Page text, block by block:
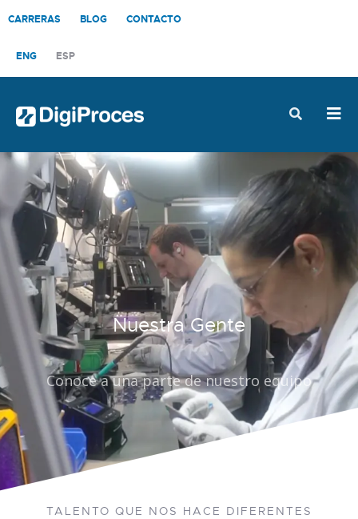
CARRERAS BLOG CONTACTO
ENG ESP
Nuestra Gente
Conoce a una parte de nuestro equipo
TALENTO QUE NOS HACE DIFERENTES